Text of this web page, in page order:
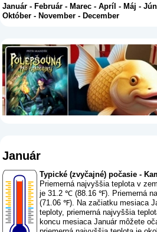
Január -Február -Marec -Apríl -Máj -Jún
Október -November -December
Január
Typické (zvyčajné) počasie -
Priemerná najvyššia teplota v
je 31.2 ℃ (88.16 ℉). Priemerná
(71.06 ℉). Na začiatku mesiaca
teploty, priemerná najvyššia
koncu mesiaca Január môžete